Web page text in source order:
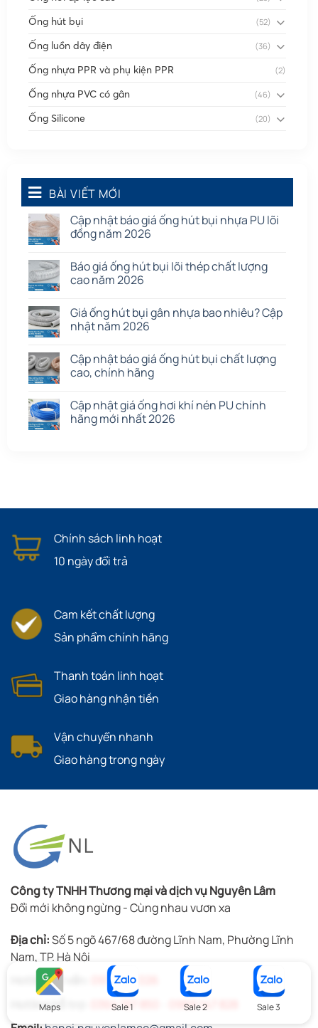
Ống hút bụi (52)
Ống luồn dây điện (36)
Ống nhựa PPR và phụ kiện PPR (2)
Ống nhựa PVC có gân (46)
Ống Silicone (20)
Quạt dân dụng
Tấm cao su (7)
BÀI VIẾT MỚI
Cập nhật báo giá ống hút bụi nhựa PU lõi
đồng năm 2026
Báo giá ống hút bụi lõi thép chất lượng
cao năm 2026
Giá ống hút bụi gân nhựa bao nhiêu? Cập
nhật năm 2026
Cập nhật báo giá ống hút bụi chất lượng
cao, chính hãng
Cập nhật giá ống hơi khí nén PU chính
hãng mới nhất 2026
Chính sách linh hoạt
10 ngày đổi trả
Cam kết chất lượng
Sản phẩm chính hãng
Thanh toán linh hoạt
Giao hàng nhận tiền
Vận chuyển nhanh
Giao hàng trong ngày
Công ty TNHH Thương mại và dịch vụ Nguyên Lâm
Đổi mới không ngừng - Cùng nhau vươn xa
Địa chỉ:Số 5 ngõ 467/68 đường Lĩnh Nam, Phường Lĩnh
Nam, TP. Hà Nội
Hotline tư vấn:
0972 181 026
Hotline hỗ trợ:
0364 157 850
0969 147 828
Maps Sale 1 Sale 2 Sale 3